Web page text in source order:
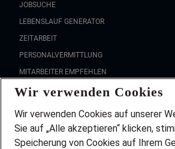
JOBSUCHE
LEBENSLAUF GENERATOR
ZEITARBEIT
PERSONALVERMITTLUNG
MITARBEITER EMPFEHLEN
FAQ
Wir stellen ein!
DEINE BERUFSGRUPPE
DEINE LEBENSSITUATION
Wir verwenden Cookies
Wir verwenden Cookies auf unserer
Sie auf „Alle akzeptieren“ klicken,
Speicherung von Cookies auf Ihrem